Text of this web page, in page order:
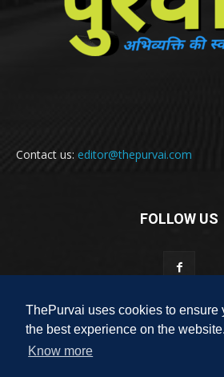
ThePurvai uses cookies to ensure
the best experience on the website.
Know more
Contact us: editor@thepurvai.com
FOLLOW US
Copyright 2018-2023 THE PURVAI | All Rights
Sitemap · All Logos & Trademark Belongs To